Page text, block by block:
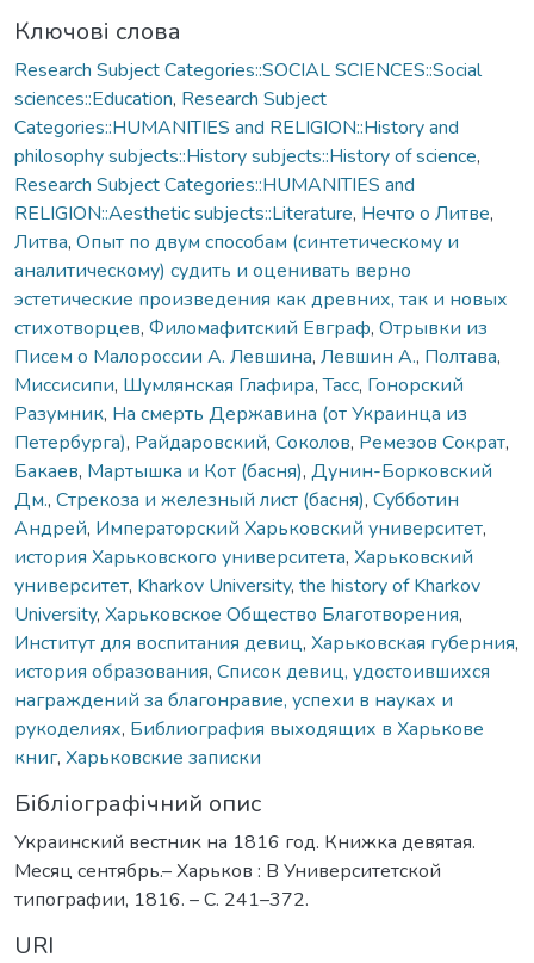
Ключові слова
Research Subject Categories::SOCIAL SCIENCES::Social
sciences::Education, Research Subject
Categories::HUMANITIES and RELIGION::History and
philosophy subjects::History subjects::History of science,
Research Subject Categories::HUMANITIES and
RELIGION::Aesthetic subjects::Literature, Нечто о Литве,
Литва, Опыт по двум способам (синтетическому и
аналитическому) судить и оценивать верно
эстетические произведения как древних, так и новых
стихотворцев, Филомафитский Евграф, Отрывки из
Писем о Малороссии А. Левшина, Левшин А., Полтава,
Миссисипи, Шумлянская Глафира,Тасс, Гонорский
Разумник, На смерть Державина (от Украинца из
Петербурга), Райдаровский, Соколов, Ремезов Сократ,
Бакаев, Мартышка и Кот (басня), Дунин-Борковский
Дм., Стрекоза и железный лист (басня), Субботин
Андрей, Императорский Харьковский университет,
история Харьковского университета, Харьковский
университет, Kharkov University, the history of Kharkov
University, Харьковское Общество Благотворения,
Институт для воспитания девиц, Харьковская губерния,
история образования, Список девиц, удостоившихся
награждений за благонравие, успехи в науках и
рукоделиях, Библиография выходящих в Харькове
книг, Харьковские записки
Бібліографічний опис
Украинский вестник на 1816 год. Книжка девятая.
Месяц сентябрь.– Харьков : В Университетской
типографии, 1816. – С. 241–372.
URI